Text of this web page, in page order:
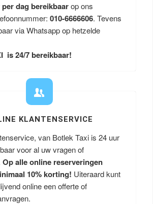
dag bereikbaarop ons
010-6666606. Tevens
via Whatsapp op hetzelde
is 24/7 bereikbaar!
KLANTENSERVICE
van Botlek Taxi is 24 uur
voor al uw vragen of
Op alle online reserveringen
10% korting! Uiteraard kunt
online een offerte of